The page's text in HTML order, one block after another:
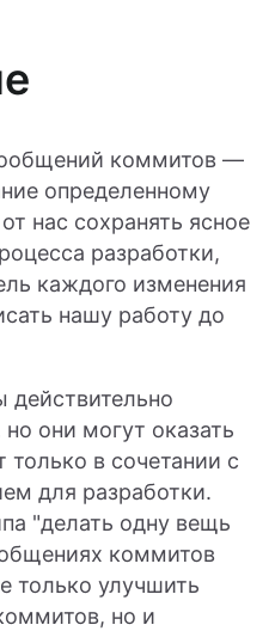
коммитов —
определенному
нас сохранять ясное
разработки,
каждого изменения
нашу работу до
они могут оказать
в сочетании с
для разработки.
"делать одну вещь
коммитов
только улучшить
но и